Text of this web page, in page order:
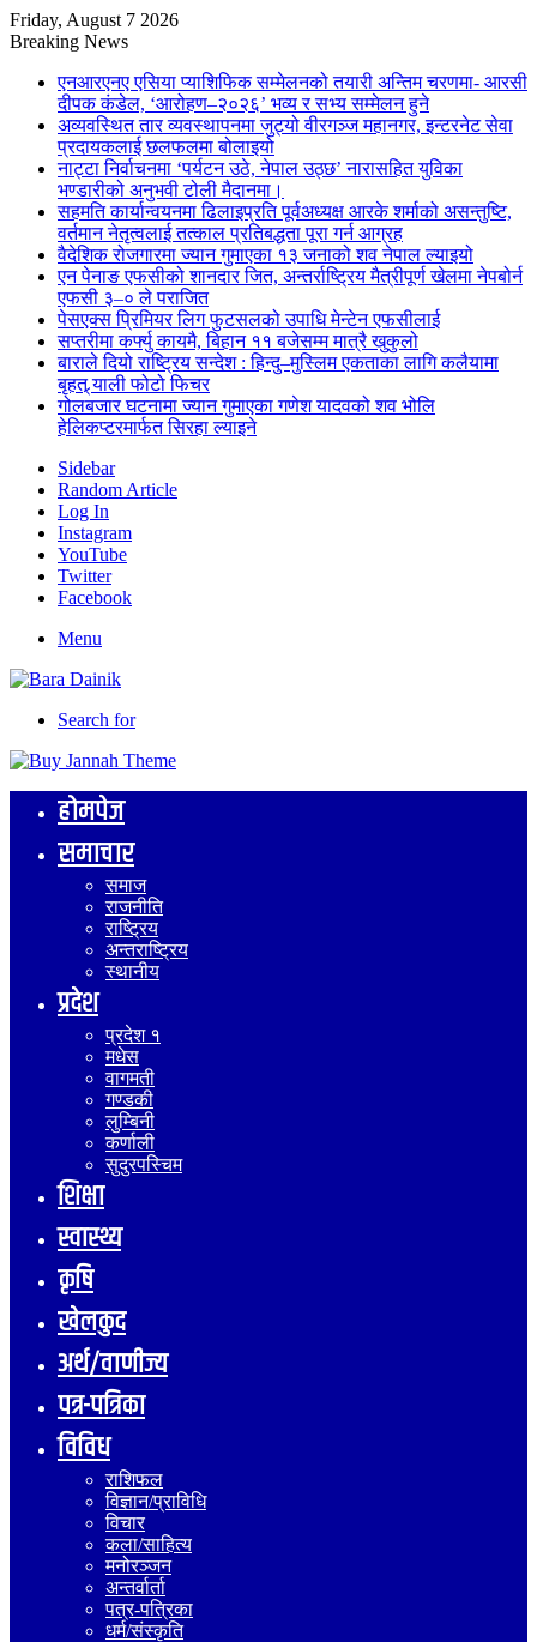
Friday, August 7 2026
Breaking News
एनआरएनए एसिया प्याशिफिक सम्मेलनको तयारी अन्तिम चरणमा- आरसी
दीपक कंडेल, ‘आरोहण–२०२६’ भव्य र सभ्य सम्मेलन हुने
अव्यवस्थित तार व्यवस्थापनमा जुट्यो वीरगञ्ज महानगर, इन्टरनेट सेवा
प्रदायकलाई छलफलमा बोलाइयो
नाट्टा निर्वाचनमा ‘पर्यटन उठे, नेपाल उठ्छ’ नारासहित युविका
भण्डारीको अनुभवी टोली मैदानमा।
सहमति कार्यान्वयनमा ढिलाइप्रति पूर्वअध्यक्ष आरके शर्माको असन्तुष्टि,
वर्तमान नेतृत्वलाई तत्काल प्रतिबद्धता पूरा गर्न आग्रह
वैदेशिक रोजगारमा ज्यान गुमाएका १३ जनाको शव नेपाल ल्याइयो
एन पेनाङ एफसीको शानदार जित, अन्तर्राष्ट्रिय मैत्रीपूर्ण खेलमा नेपबोर्न
एफसी ३–० ले पराजित
पेसएक्स प्रिमियर लिग फुटसलको उपाधि मेन्टेन एफसीलाई
सप्तरीमा कर्फ्यु कायमै, बिहान ११ बजेसम्म मात्रै खुकुलो
बाराले दियो राष्ट्रिय सन्देश : हिन्दु–मुस्लिम एकताका लागि कलैयामा
बृहत् र्‍याली फोटो फिचर
गोलबजार घटनामा ज्यान गुमाएका गणेश यादवको शव भोलि
हेलिकप्टरमार्फत सिरहा ल्याइने
Sidebar
Random Article
Log In
Instagram
YouTube
Twitter
Facebook
Menu
Search for
होमपेज
समाचार
समाज
राजनीति
राष्ट्रिय
अन्तराष्ट्रिय
स्थानीय
प्रदेश
प्रदेश १
मधेस
वागमती
गण्डकी
लुम्बिनी
कर्णाली
सुदुरपस्चिम
शिक्षा
स्वास्थ्य
कृषि
खेलकुद
अर्थ/वाणीज्य
पत्र-पत्रिका
विविध
राशिफल
विज्ञान/प्राविधि
विचार
कला/साहित्य
मनोरञ्जन
अन्तर्वार्ता
पत्र-पत्रिका
धर्म/संस्कृति